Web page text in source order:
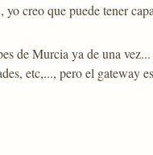
creo que puede tener
de Murcia ya de una
etc,..., pero el gateway